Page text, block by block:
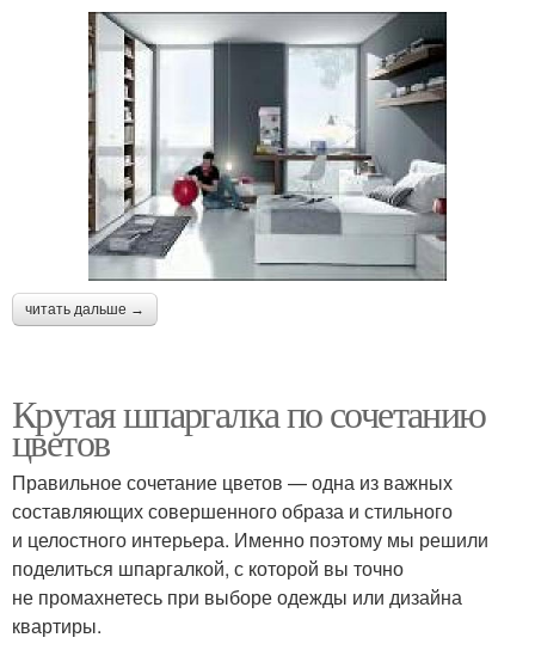
читать дальше →
Крутая шпаргалка по сочетанию
цветов
Правильное сочетание цветов — одна из важных
составляющих совершенного образа и стильного
и целостного интерьера. Именно поэтому мы решили
поделиться шпаргалкой, с которой вы точно
не промахнетесь при выборе одежды или дизайна
квартиры.